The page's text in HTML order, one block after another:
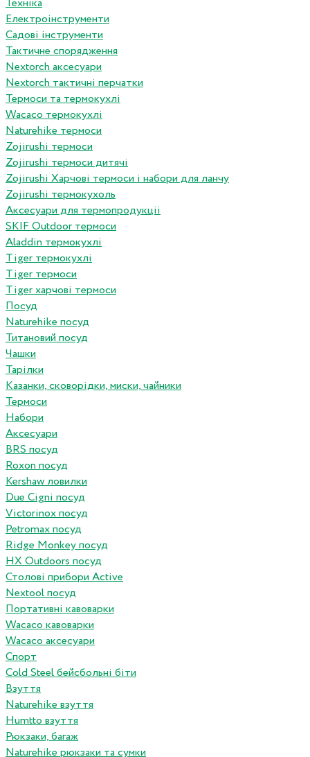
Техніка
Електроінструменти
Садові інструменти
Тактичне спорядження
Nextorch аксесуари
Nextorch тактичні перчатки
Термоси та термокухлі
Wacaco термокухлі
Naturehike термоси
Zojirushi термоси
Zojirushi термоси дитячі
Zojirushi Харчові термоси і набори для ланчу
Zojirushi термокухоль
Аксесуари для термопродукціі
SKIF Outdoor термоси
Aladdin термокухлі
Tiger термокухлі
Tiger термоси
Tiger харчові термоси
Посуд
Naturehike посуд
Титановий посуд
Чашки
Тарілки
Казанки, сковорідки, миски, чайники
Термоси
Набори
Аксесуари
BRS посуд
Roxon посуд
Kershaw ловилки
Due Cigni посуд
Victorinox посуд
Petromax посуд
Ridge Monkey посуд
HX Outdoors посуд
Столові прибори Active
Nextool посуд
Портативні кавоварки
Wacaco кавоварки
Wacaco аксесуари
Спорт
Cold Steel бейсбольні біти
Взуття
Naturehike взуття
Humtto взуття
Рюкзаки, багаж
Naturehike рюкзаки та сумки